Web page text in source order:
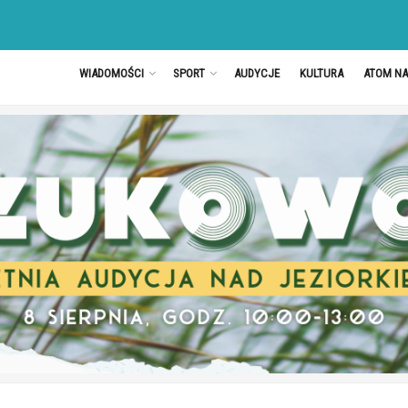
WIADOMOŚCI SPORT AUDYCJE KULTURA ATOM